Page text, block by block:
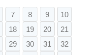
7 8 9
10
18 19 20
21
29 30 31
32